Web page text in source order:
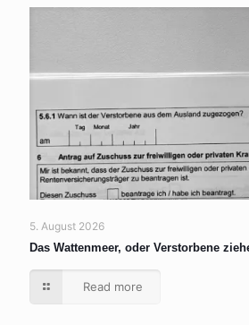
5. August 2026
Das Wattenmeer, oder Verstorbene
Read more